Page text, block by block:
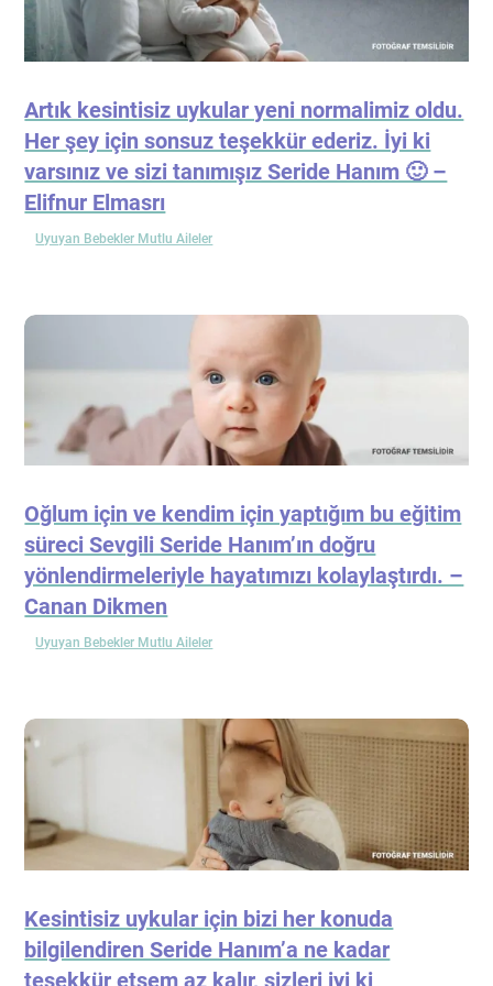
Artık kesintisiz uykular yeni normalimiz oldu.
Her şey için sonsuz teşekkür ederiz. İyi ki
varsınız ve sizi tanımışız Seride Hanım 🙂 –
Elifnur Elmasrı
Uyuyan Bebekler Mutlu Aileler
Oğlum için ve kendim için yaptığım bu eğitim
süreci Sevgili Seride Hanım’ın doğru
yönlendirmeleriyle hayatımızı kolaylaştırdı. –
Canan Dikmen
Uyuyan Bebekler Mutlu Aileler
Kesintisiz uykular için bizi her konuda
bilgilendiren Seride Hanım’a ne kadar